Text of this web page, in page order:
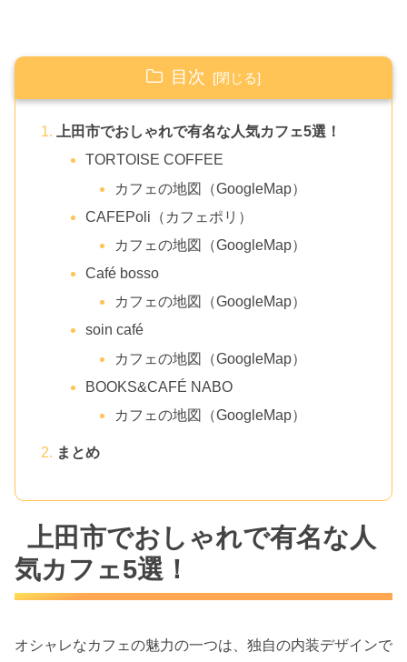
目次
上田市でおしゃれで有名な人気カフェ5選！
TORTOISE COFFEE
カフェの地図（GoogleMap）
CAFEPoli（カフェポリ）
カフェの地図（GoogleMap）
Café bosso
カフェの地図（GoogleMap）
soin café
カフェの地図（GoogleMap）
BOOKS&CAFÉ NABO
カフェの地図（GoogleMap）
まとめ
上田市でおしゃれで有名な人
気カフェ5選！
オシャレなカフェの魅力の一つは、独自の内装デザインで